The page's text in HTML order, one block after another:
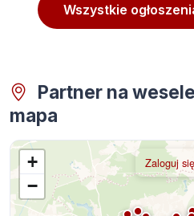
Wszystkie
Partner na
mapa
+
−
Zaloguj